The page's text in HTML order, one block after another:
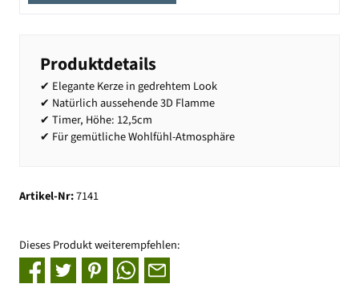
Produktdetails
✔ Elegante Kerze in gedrehtem Look
✔ Natürlich aussehende 3D Flamme
✔ Timer, Höhe: 12,5cm
✔ Für gemütliche Wohlfühl-Atmosphäre
Artikel-Nr:7141
Dieses Produkt weiterempfehlen: